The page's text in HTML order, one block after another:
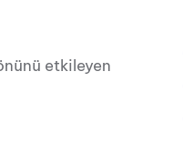
etkileyen